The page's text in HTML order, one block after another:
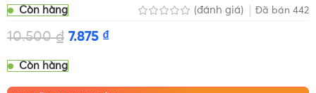
Còn hàng (đánh giá) Đã bán 442
10.500₫ 7.875 ₫
Còn hàng